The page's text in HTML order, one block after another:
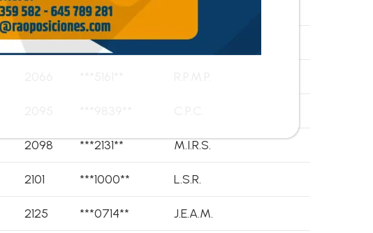
1976 ***5246**
2017 ***1826** J.M.R.N.
2098 ***2131** M.I.R.S.
2101 ***1000** L.S.R.
2125 ***0714** J.E.A.M.